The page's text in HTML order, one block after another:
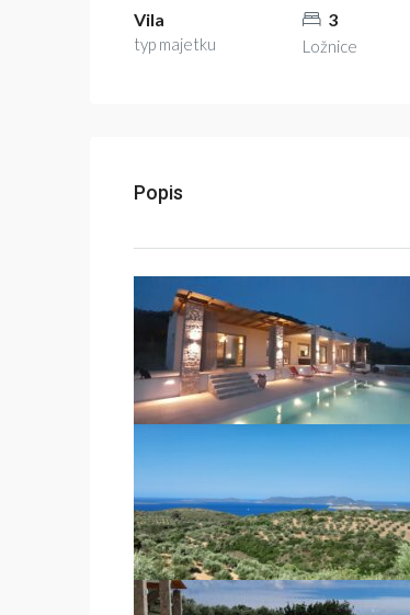
Vila
typ majetku
3
Ložnice
Popis